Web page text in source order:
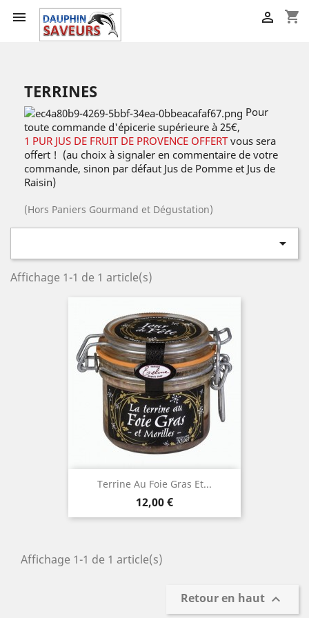
 shopping_cart

TERRINES
Pour
toute commande d'épicerie supérieure à 25€,
1 PUR JUS DE FRUIT DE PROVENCE OFFERTvous sera
offert ! (au choix à signaler en commentaire de votre
commande, sinon par défaut Jus de Pomme et Jus de
Raisin)
(Hors Paniers Gourmand et Dégustation)

Affichage 1-1 de 1 article(s)
Terrine Au Foie Gras Et...
Prix
12,00 €
Affichage 1-1 de 1 article(s)
Retour en haut 